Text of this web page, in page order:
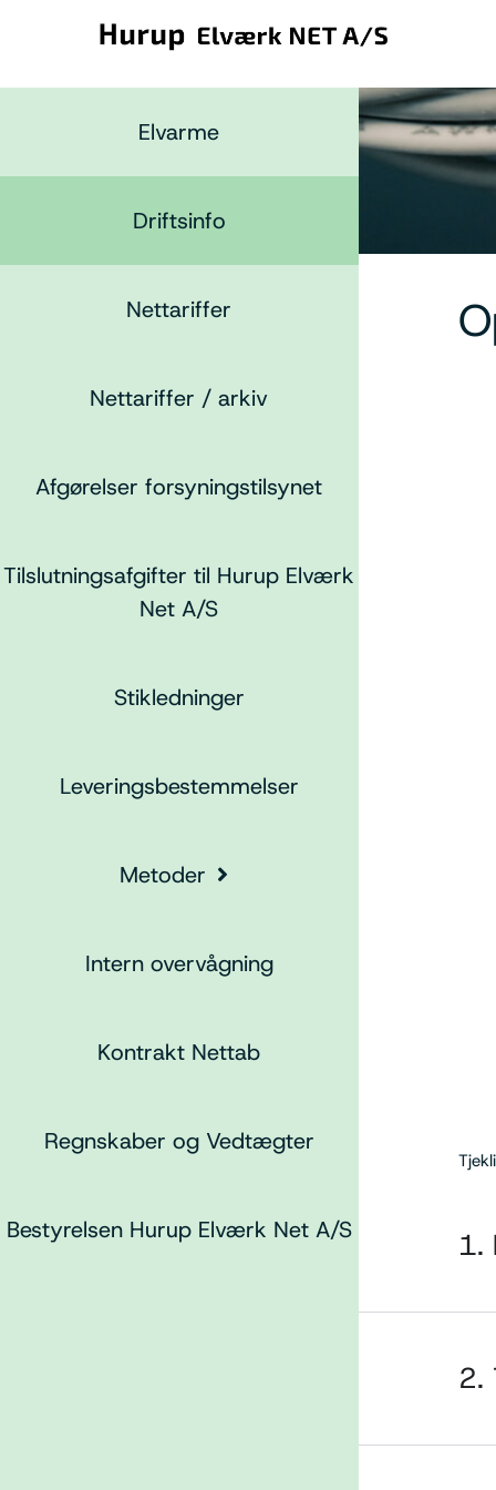
Elvarme
Driftsinfo
Nettariffer
Nettariffer / arkiv
Afgørelser forsyningstilsynet
Tilslutningsafgifter til Hurup Elværk
Net A/S
Stikledninger
Leveringsbestemmelser
Metoder
Intern overvågning
Kontrakt Nettab
Regnskaber og Vedtægter
Bestyrelsen Hurup Elværk Net A/S 1.
2.